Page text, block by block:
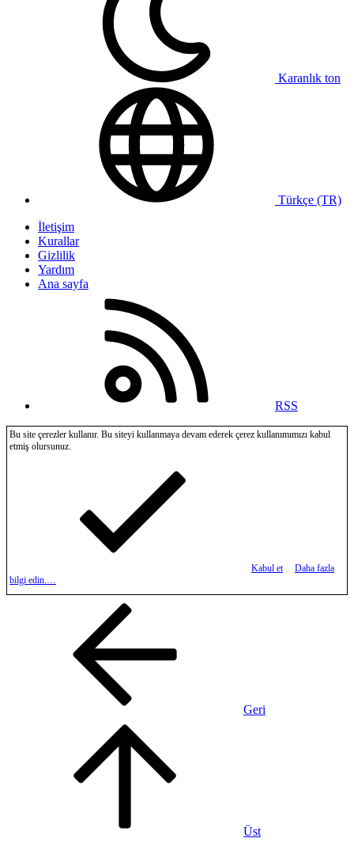
Karanlık ton
Türkçe (TR)
İletişim
Kurallar
Gizlilik
Yardım
Ana sayfa
RSS
Bu site çerezler kullanır. Bu siteyi kullanmaya devam ederek çerez kullanımımızı kabul
etmiş olursunuz.
Kabul et
Daha fazla
bilgi edin.…
Geri
Üst